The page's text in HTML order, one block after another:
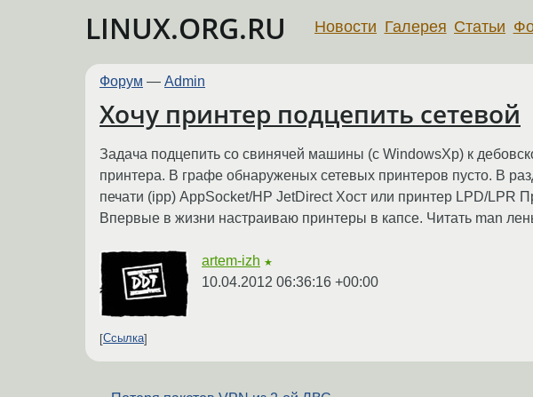
LINUX.ORG.RU Новости Галерея Статьи
Форум — Admin
Хочу принтер подцепить сетевой
Задача подцепить со свинячей машины (c WindowsXp) к
принтера. В графе обнаруженых сетевых принтеров пусто. В
печати (ipp) AppSocket/HP JetDirect Хост или принтер LPD/LPR
Впервые в жизни настраиваю принтеры в капсе. Читать man
artem-izh ★
10.04.2012 06:36:16 +00:00
Ссылка